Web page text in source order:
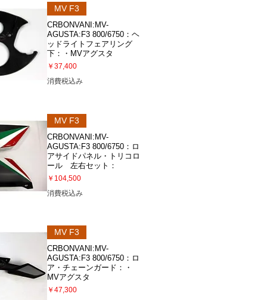
MV F3
CRBONVANI:MV-
AGUSTA:F3 800/6750：ヘ
ッドライトフェアリング
下：・MVアグスタ
価格
￥37,400
消費税込み
MV F3
CRBONVANI:MV-
AGUSTA:F3 800/6750：ロ
アサイドパネル・トリコロ
ール 左右セット：
価格
￥104,500
消費税込み
MV F3
CRBONVANI:MV-
AGUSTA:F3 800/6750：ロ
ア・チェーンガード：・
MVアグスタ
価格
￥47,300